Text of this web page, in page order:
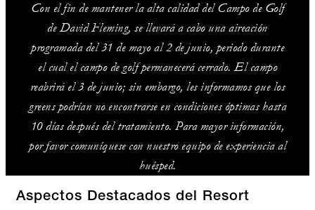
Con el fin de mantener la alta calidad del Campo de Golf
de David Fleming, se llevará a cabo una aireación
programada del 31 de mayo al 2 de junio, periodo durante
el cual el campo de golf permanecerá cerrado. El campo
reabrirá el 3 de junio; sin embargo, les informamos que los
greens podrían no encontrarse en condiciones óptimas hasta
10 días después del tratamiento. Para mayor información,
por favor comuníquese con nuestro equipo de experiencia al
huésped.
Aspectos Destacados del Resort